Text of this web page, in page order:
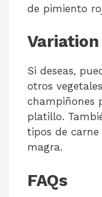
de pimiento
Variation
Si deseas,
otros
champiñones
platillo.
tipos de
magra.
FAQs